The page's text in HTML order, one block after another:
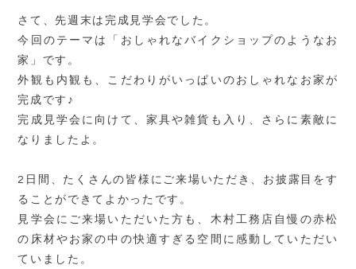
さて、先週末は完成見学会でした。
今回のテーマは「おしゃれなバイクショップのようなお
家」です。
外観も内観も、こだわりがいっぱいのおしゃれなお家が
完成です♪
完成見学会に向けて、家具や雑貨も入り、さらに素敵に
なりましたよ。
2日間、たくさんの皆様にご来場いただき、お披露目をす
ることができてよかったです。
見学会にご来場いただいた方も、木村工務店自慢の赤松
の床材やお家の中の快適すぎる空間に感動していただい
ていました。